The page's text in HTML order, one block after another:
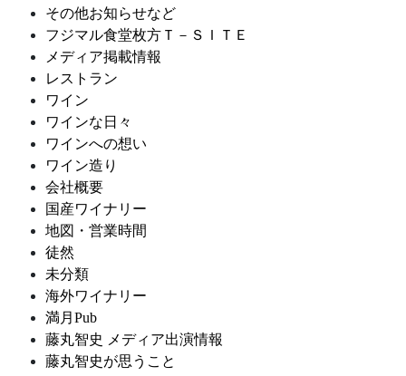
その他お知らせなど
フジマル食堂枚方Ｔ－ＳＩＴＥ
メディア掲載情報
レストラン
ワイン
ワインな日々
ワインへの想い
ワイン造り
会社概要
国産ワイナリー
地図・営業時間
徒然
未分類
海外ワイナリー
満月Pub
藤丸智史 メディア出演情報
藤丸智史が思うこと